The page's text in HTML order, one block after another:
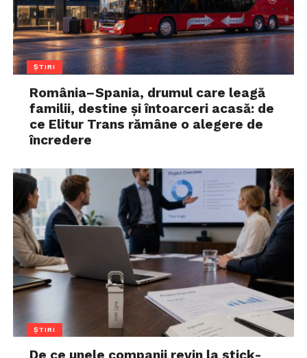
ȘTIRI
România–Spania, drumul care leagă
familii, destine și întoarceri acasă: de
ce Elitur Trans rămâne o alegere de
încredere
ȘTIRI